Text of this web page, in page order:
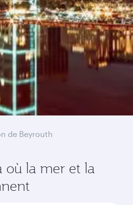
de Beyrouth
où la mer et la